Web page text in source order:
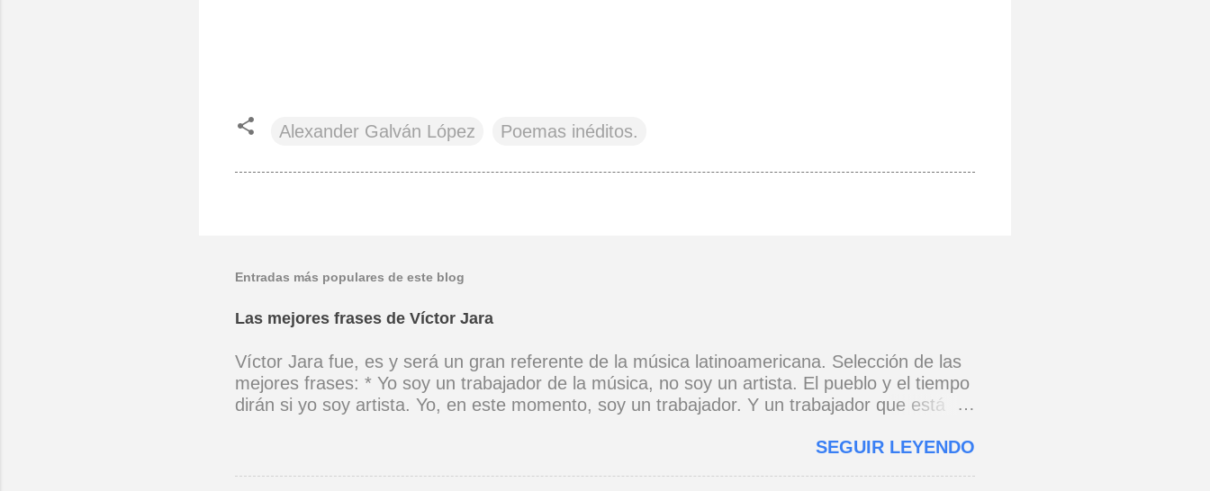
Alexander Galván López Poemas inéditos.
Entradas más populares de este blog
Las mejores frases de Víctor Jara
Víctor Jara fue, es y será un gran referente de la música latinoamericana. Selección de las
mejores frases: * Yo soy un trabajador de la música, no soy un artista. El pueblo y el tiempo
dirán si yo soy artista. Yo, en este momento, soy un trabajador. Y un trabajador que está
por cantar ni por tener buena voz, canto porque la guitarra tiene sentido y razón.SEGUIR LEYENDO